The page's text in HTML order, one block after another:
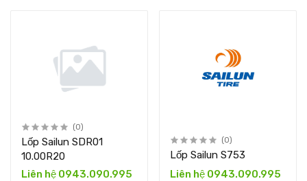
(0)
Lốp Sailun SDR01
10.00R20
Liên hệ 0943.090.995
(0)
Lốp Sailun S753
Liên hệ 0943.090.995